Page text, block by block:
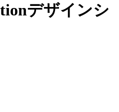
デザインシ